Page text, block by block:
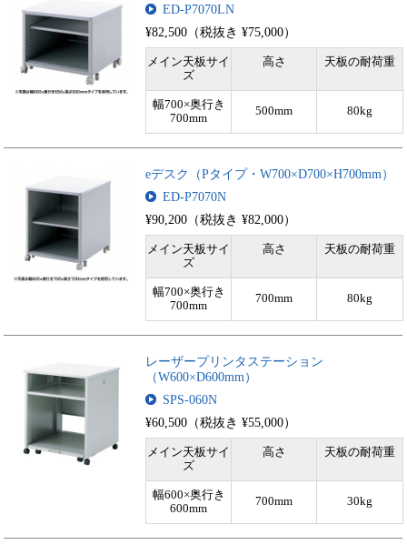
ED-P7070LN
¥82,500（税抜き ¥75,000）
メイン天板サイ
ズ
高さ 天板の耐荷重
幅700×奥行き
700mm
500mm 80kg
eデスク（Pタイプ・W700×D700×H700mm）
ED-P7070N
¥90,200（税抜き ¥82,000）
メイン天板サイ
ズ
高さ 天板の耐荷重
幅700×奥行き
700mm
700mm 80kg
レーザープリンタステーション
（W600×D600mm）
SPS-060N
¥60,500（税抜き ¥55,000）
メイン天板サイ
ズ
高さ 天板の耐荷重
幅600×奥行き
600mm
700mm 30kg